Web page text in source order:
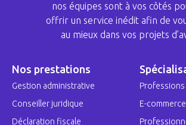
nos équipes sont à vos côtés
offrir un service inédit afin de
au mieux dans vos projets
Nos prestations
Gestion administrative
Conseiller juridique
Déclaration fiscale
Professions
E-commerce